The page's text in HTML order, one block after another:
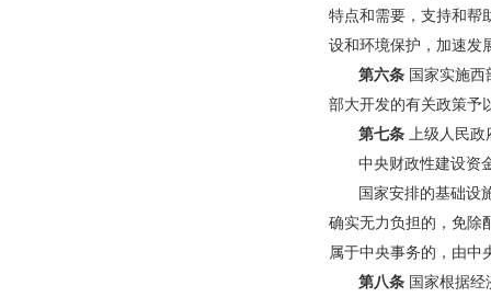
特点和需要，支持和帮
设和环境保护，加速发
第六条 国家实施
部大开发的有关政策予
第七条 上级人民
中央财政性建设资
国家安排的基础设
确实无力负担的，免除
属于中央事务的，由中
第八条 国家根据